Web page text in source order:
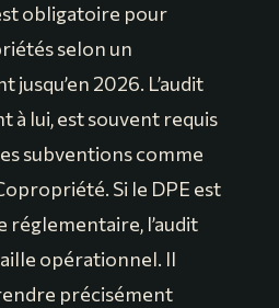
obligatoire pour
selon un
jusqu’en 2026. L’audit
à lui, est souvent requis
subventions comme
Si le DPE est
l’audit
opérationnel. Il
précisément